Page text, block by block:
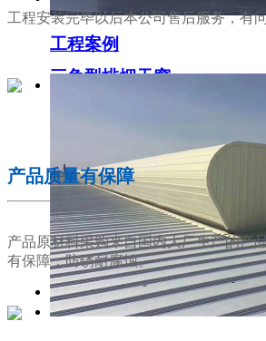
三角型排烟天窗
工程案例
工程安装完毕以后本公司售后服务，有
产品质量有保障
产品原材料采购来自国内大厂生产的产
有保障，防锈耐腐蚀。